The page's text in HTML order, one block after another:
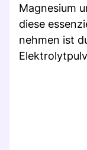
Magnesium
diese
nehmen ist